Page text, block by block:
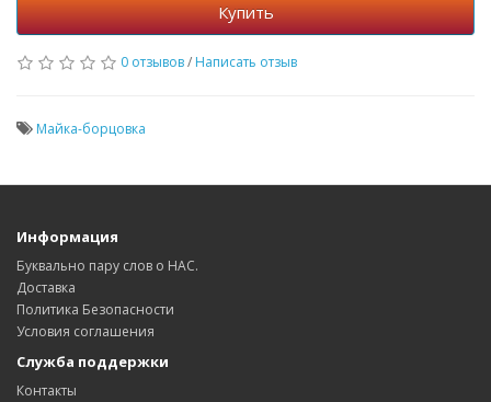
Купить
0 отзывов/ Написать отзыв
Майка-борцовка
Информация
Буквально пару слов о НАС.
Доставка
Политика Безопасности
Условия соглашения
Служба поддержки
Контакты